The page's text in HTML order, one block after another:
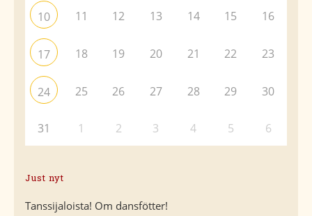
10 11 12 13 14 15 16
17 18 19 20 21 22 23
24 25 26 27 28 29 30
31 1 2 3 4 5 6
Just nyt
Tanssijaloista! Om dansfötter!